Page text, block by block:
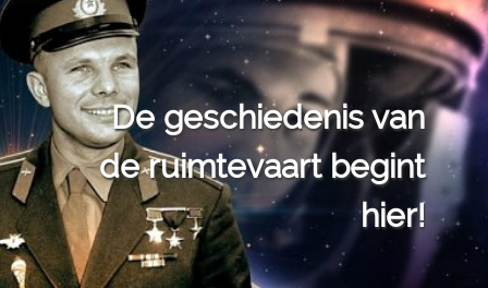
De geschiedenis van
de ruimtevaart begint
hier!